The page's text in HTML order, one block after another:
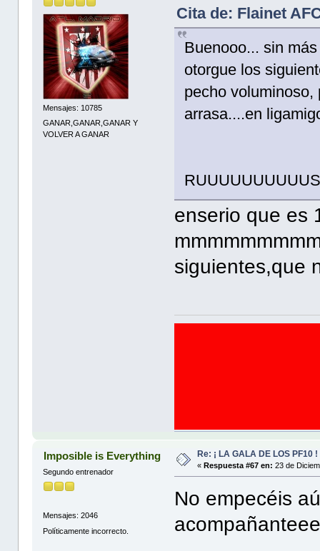
Mensajes: 10785
GANAR,GANAR,GANAR Y
VOLVER A GANAR
Cita de: Flainet
Buenooo... sin
otorgue los
pecho
arrasa....en
enserio que es
siguientes,que
Imposible is Everything
Segundo entrenador
Mensajes: 2046
Políticamente incorrecto.
Re: ¡ LA GALA DE LOS PF10 !
«Respuesta #67 en: 23 de
No empecéis